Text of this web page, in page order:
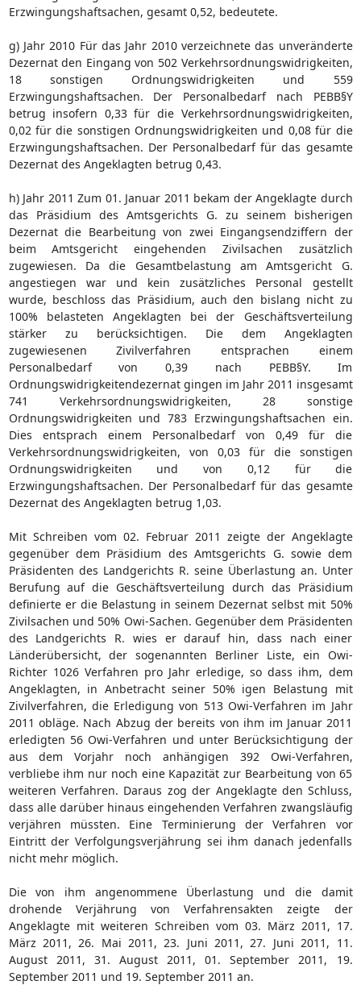
Erzwingungshaftsachen, gesamt 0,52, bedeutete.
g) Jahr 2010 Für das Jahr 2010 verzeichnete das unveränderte
Dezernat den Eingang von 502 Verkehrsordnungswidrigkeiten,
18 sonstigen Ordnungswidrigkeiten und 559
Erzwingungshaftsachen. Der Personalbedarf nach PEBB§Y
betrug insofern 0,33 für die Verkehrsordnungswidrigkeiten,
0,02 für die sonstigen Ordnungswidrigkeiten und 0,08 für die
Erzwingungshaftsachen. Der Personalbedarf für das gesamte
Dezernat des Angeklagten betrug 0,43.
h) Jahr 2011 Zum 01. Januar 2011 bekam der Angeklagte durch
das Präsidium des Amtsgerichts G. zu seinem bisherigen
Dezernat die Bearbeitung von zwei Eingangsendziffern der
beim Amtsgericht eingehenden Zivilsachen zusätzlich
zugewiesen. Da die Gesamtbelastung am Amtsgericht G.
angestiegen war und kein zusätzliches Personal gestellt
wurde, beschloss das Präsidium, auch den bislang nicht zu
100% belasteten Angeklagten bei der Geschäftsverteilung
stärker zu berücksichtigen. Die dem Angeklagten
zugewiesenen Zivilverfahren entsprachen einem
Personalbedarf von 0,39 nach PEBB§Y. Im
Ordnungswidrigkeitendezernat gingen im Jahr 2011 insgesamt
741 Verkehrsordnungswidrigkeiten, 28 sonstige
Ordnungswidrigkeiten und 783 Erzwingungshaftsachen ein.
Dies entsprach einem Personalbedarf von 0,49 für die
Verkehrsordnungswidrigkeiten, von 0,03 für die sonstigen
Ordnungswidrigkeiten und von 0,12 für die
Erzwingungshaftsachen. Der Personalbedarf für das gesamte
Dezernat des Angeklagten betrug 1,03.
Mit Schreiben vom 02. Februar 2011 zeigte der Angeklagte
gegenüber dem Präsidium des Amtsgerichts G. sowie dem
Präsidenten des Landgerichts R. seine Überlastung an. Unter
Berufung auf die Geschäftsverteilung durch das Präsidium
definierte er die Belastung in seinem Dezernat selbst mit 50%
Zivilsachen und 50% Owi-Sachen. Gegenüber dem Präsidenten
des Landgerichts R. wies er darauf hin, dass nach einer
Länderübersicht, der sogenannten Berliner Liste, ein Owi-
Richter 1026 Verfahren pro Jahr erledige, so dass ihm, dem
Angeklagten, in Anbetracht seiner 50% igen Belastung mit
Zivilverfahren, die Erledigung von 513 Owi-Verfahren im Jahr
2011 obläge. Nach Abzug der bereits von ihm im Januar 2011
erledigten 56 Owi-Verfahren und unter Berücksichtigung der
aus dem Vorjahr noch anhängigen 392 Owi-Verfahren,
verbliebe ihm nur noch eine Kapazität zur Bearbeitung von 65
weiteren Verfahren. Daraus zog der Angeklagte den Schluss,
dass alle darüber hinaus eingehenden Verfahren zwangsläufig
verjähren müssten. Eine Terminierung der Verfahren vor
Eintritt der Verfolgungsverjährung sei ihm danach jedenfalls
nicht mehr möglich.
Die von ihm angenommene Überlastung und die damit
drohende Verjährung von Verfahrensakten zeigte der
Angeklagte mit weiteren Schreiben vom 03. März 2011, 17.
März 2011, 26. Mai 2011, 23. Juni 2011, 27. Juni 2011, 11.
August 2011, 31. August 2011, 01. September 2011, 19.
September 2011 und 19. September 2011 an.